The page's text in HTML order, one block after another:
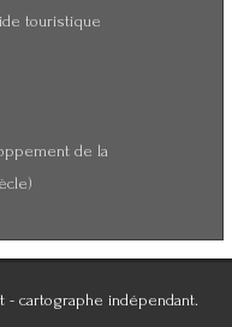
touristique
de la
cartographe indépendant.